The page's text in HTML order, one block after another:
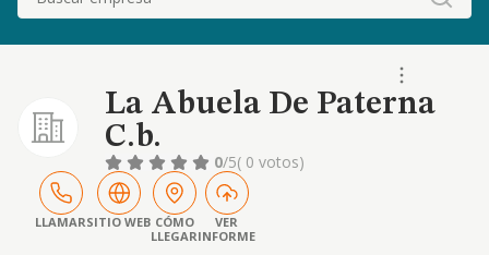
La Abuela De Paterna
C.b.
0/5( 0 votos)
LLAMARSITIO WEB CÓMO
LLEGAR
VER
INFORME